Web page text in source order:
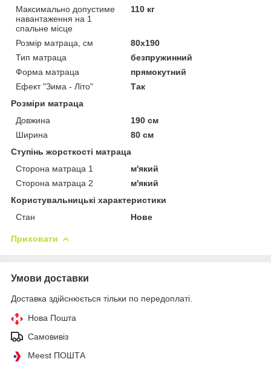
Максимально допустиме
навантаження на 1
спальне місце
110 кг
Розмір матраца, см
80х190
Тип матраца
безпружинний
Форма матраца
прямокутний
Ефект "Зима - Літо"
Так
Розміри матраца
Довжина
190 см
Ширина
80 см
Ступінь жорсткості матраца
Сторона матраца 1
м'який
Сторона матраца 2
м'який
Користувальницькі характеристики
Стан
Нове
Приховати
Умови доставки
Доставка здійснюється тільки по передоплаті.
Нова Пошта
Самовивіз
Meest ПОШТА